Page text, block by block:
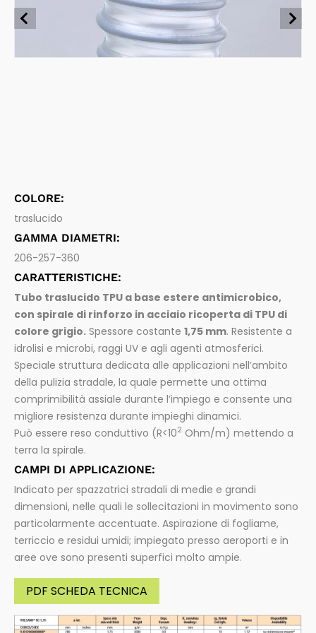
Tubi flessibili per industria farmaceutica
Aspirazione e mandata di prodotti farmaceutici
Sistemi di connessione
Raccordi per tubi flessibili e accessori
COLORE:
traslucido
GAMMA DIAMETRI:
206-257-360
CARATTERISTICHE:
Tubo traslucido TPU a base estere antimicrobico,
con spirale di rinforzo in acciaio ricoperta di TPU di
colore grigio. Spessore costante 1,75 mm. Resistente a
idrolisi e microbi, raggi UV e agli agenti atmosferici.
Speciale struttura dedicata alle applicazioni nell’ambito
della pulizia stradale, la quale permette una ottima
comprimibilità assiale durante l’impiego e consente una
migliore resistenza durante impieghi dinamici.
Può essere reso conduttivo (R<102 Ohm/m) mettendo a
terra la spirale.
CAMPI DI APPLICAZIONE:
Indicato per spazzatrici stradali di medie e grandi
dimensioni, nelle quali le sollecitazioni in movimento sono
particolarmente accentuate. Aspirazione di fogliame,
terriccio e residui umidi; impiegato presso aeroporti e in
aree ove sono presenti superfici molto ampie.
PDF SCHEDA TECNICA